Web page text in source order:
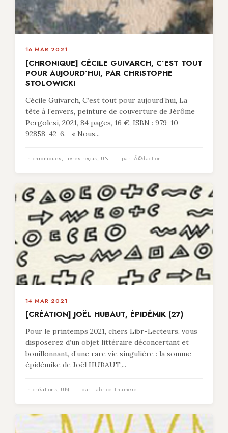
16 MAR 2021
[CHRONIQUE] CÉCILE GUIVARCH, C’EST TOUT
POUR AUJOURD’HUI, PAR CHRISTOPHE
STOLOWICKI
Cécile Guivarch, C’est tout pour aujourd’hui, La
tête à l’envers, peinture de couverture de Jérôme
Pergolesi, 2021, 84 pages, 16 €, ISBN : 979-10-
92858-42-6. « Nous...
in chroniques, Livres reçus, UNE — par rÃ©daction
14 MAR 2021
[CRÉATION] JOËL HUBAUT, ÉPIDÉMIK (27)
Pour le printemps 2021, chers Libr-Lecteurs, vous
disposerez d’un objet littéraire déconcertant et
bouillonnant, d’une rare vie singulière : la somme
épidémike de Joël HUBAUT,...
in créations, UNE — par Fabrice Thumerel